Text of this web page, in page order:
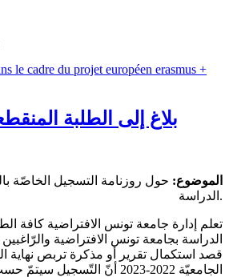
le cadre du projet européen erasmus +
بلاغ إلى الطلبة
الموضوع: حول روزنامة التسجيل الخاصّة
الدراسة.
تعلم إدارة جامعة تونس الافتراضية كافة
الدراسة بجامعة تونس الافتراضية
قصد استكمال تقرير أو مذكرة تربص نهاية
الجامعيّة 2022-2023 أنّ التّسجيل سيتمّ حسب الرّوزنامة التالية